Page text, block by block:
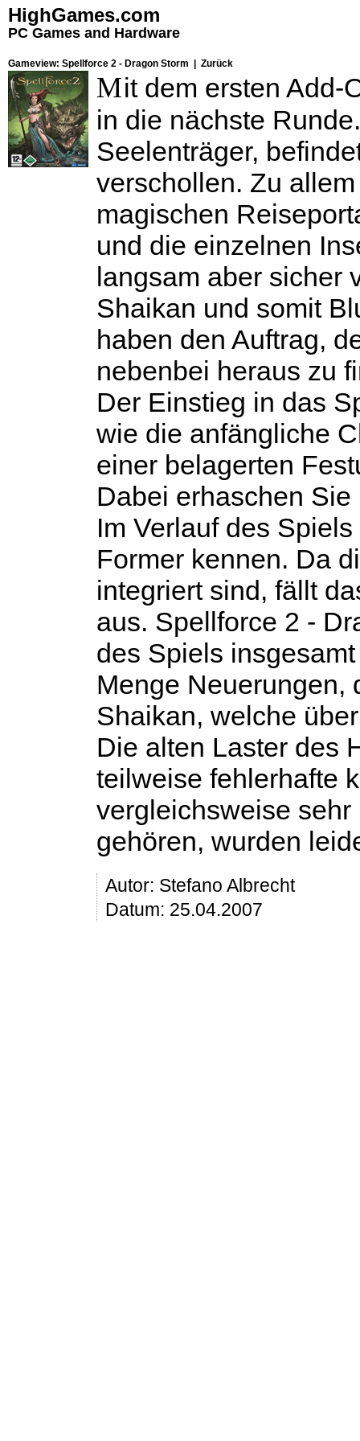
HighGames.com
PC Games and Hardware
Gameview: Spellforce 2 - Dragon Storm | Zurück
Mit dem ersten Add-
in die nächste
Seelenträger,
verschollen. Zu
magischen
und die einzelnen
langsam aber sicher
Shaikan und somit
haben den Auftrag,
nebenbei heraus zu
Der Einstieg in das
wie die anfängliche
einer belagerten
Dabei erhaschen
Im Verlauf des
Former kennen. Da
integriert sind, fällt
aus. Spellforce 2 -
des Spiels
Menge Neuerungen,
Shaikan, welche
Die alten Laster des
teilweise fehlerhafte
vergleichsweise
gehören, wurden
Autor: Stefano Albrecht
Datum: 25.04.2007